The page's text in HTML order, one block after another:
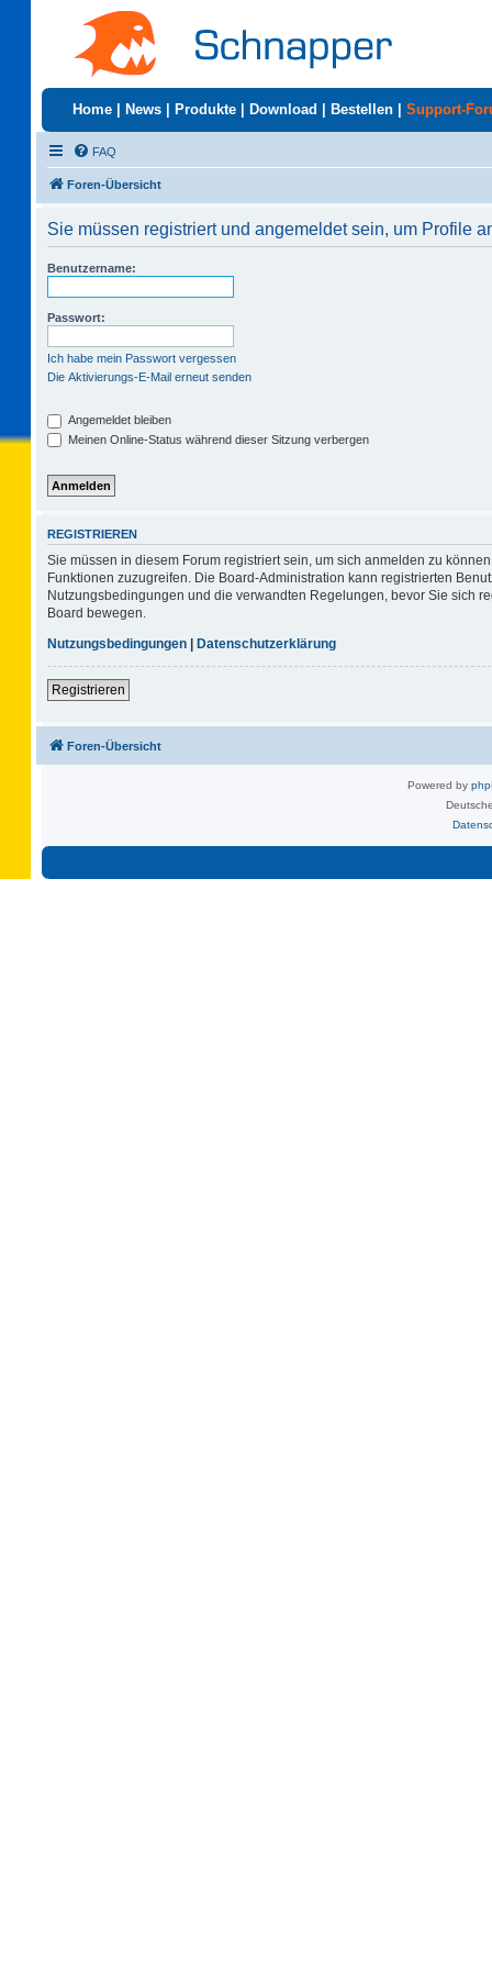
Home News Produkte Download Bestellen Support-
FAQ
Foren-Übersicht
Sie müssen registriert und angemeldet sein, um Profile
Benutzername:
Passwort:
Ich habe mein Passwort vergessen
Die Aktivierungs-E-Mail erneut senden
Angemeldet bleiben
Meinen Online-Status während dieser Sitzung verbergen
REGISTRIEREN
Sie müssen in diesem Forum registriert sein, um sich anmelden zu
Funktionen zuzugreifen. Die Board-Administration kann registrierten
Nutzungsbedingungen und die verwandten Regelungen, bevor Sie sich
Board bewegen.
Nutzungsbedingungen | Datenschutzerklärung
Registrieren
Foren-Übersicht
Powered by